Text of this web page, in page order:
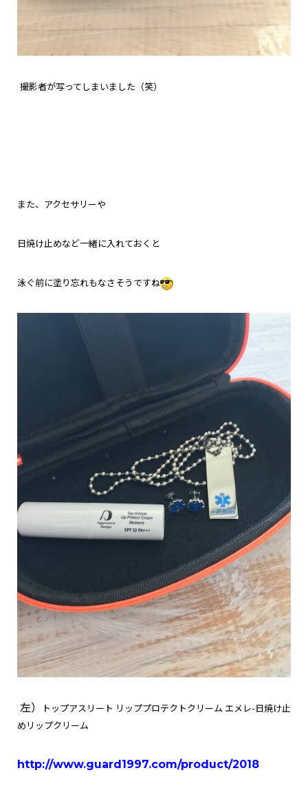
撮影者が写ってしまいました（笑）
また、アクセサリーや
日焼け止めなど一緒に入れておくと
泳ぐ前に塗り忘れもなさそうですね
左）
トップアスリート リッププロテクトクリーム エメレ-日焼け止
めリップクリーム
http://www.guard1997.com/product/2018